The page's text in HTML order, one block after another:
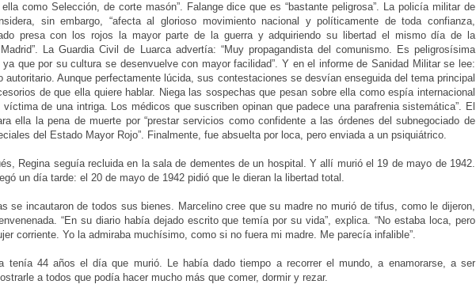
como Selección, de corte masón”. Falange dice que es “bastante peligrosa”. La policía militar de
sin embargo, “afecta al glorioso movimiento nacional y políticamente de toda confianza,
presa con los rojos la mayor parte de la guerra y adquiriendo su libertad el mismo día de la
La Guardia Civil de Luarca advertía: “Muy propagandista del comunismo. Es peligrosísima
que por su cultura se desenvuelve con mayor facilidad”. Y en el informe de Sanidad Militar se lee:
autoritario. Aunque perfectamente lúcida, sus contestaciones se desvían enseguida del tema principal
de que ella quiere hablar. Niega las sospechas que pesan sobre ella como espía internacional
de una intriga. Los médicos que suscriben opinan que padece una parafrenia sistemática”. El
ella la pena de muerte por “prestar servicios como confidente a las órdenes del subnegociado de
del Estado Mayor Rojo”. Finalmente, fue absuelta por loca, pero enviada a un psiquiátrico.
Regina seguía recluida en la sala de dementes de un hospital. Y allí murió el 19 de mayo de 1942.
un día tarde: el 20 de mayo de 1942 pidió que le dieran la libertad total.
se incautaron de todos sus bienes. Marcelino cree que su madre no murió de tifus, como le dijeron,
“En su diario había dejado escrito que temía por su vida”, explica. “No estaba loca, pero
corriente. Yo la admiraba muchísimo, como si no fuera mi madre. Me parecía infalible”.
tenía 44 años el día que murió. Le había dado tiempo a recorrer el mundo, a enamorarse, a ser
a todos que podía hacer mucho más que comer, dormir y rezar.